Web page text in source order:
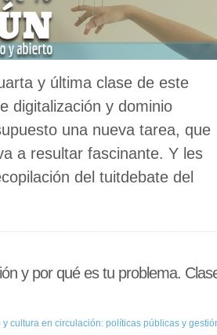
y última clase de este
digitalización y dominio
una nueva tarea, que
a resultar fascinante. Y les
del tuitdebate del
y por qué es tu problema.
y cultura en circulación: políticas públicas y